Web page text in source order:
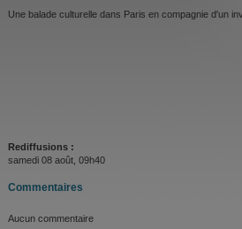
Une balade culturelle dans Paris en compagnie d'un
Rediffusions :
samedi 08 août, 09h40
Commentaires
Aucun commentaire